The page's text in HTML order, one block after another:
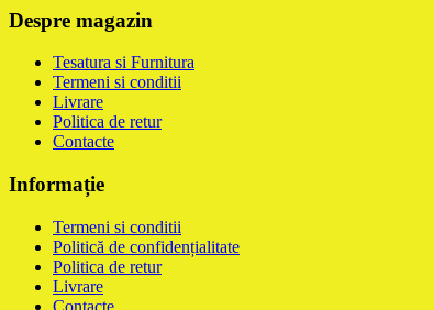
Despre magazin
Tesatura si Furnitura
Termeni si conditii
Livrare
Politica de retur
Contacte
Informație
Termeni si conditii
Politică de confidențialitate
Politica de retur
Livrare
Contacte